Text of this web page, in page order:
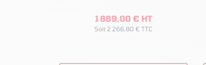
1 889,00 € HT
Soit 2 266,80 € TTC